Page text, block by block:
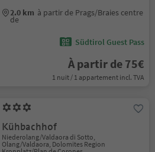
2.0 km à partir de Prags/Braies centre
de
Südtirol Guest Pass
À partir de 75€
1 nuit / 1 appartement incl. TVA
Kühbachhof
Niederolang/Valdaora di Sotto,
Olang/Valdaora, Dolomites Region